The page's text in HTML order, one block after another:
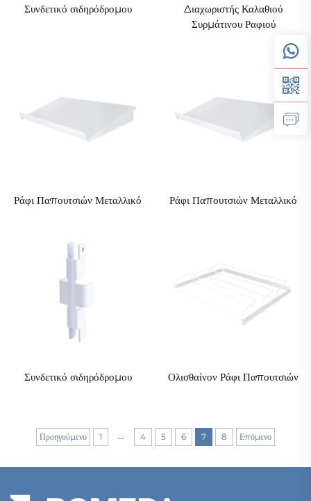
Συνδετικό σιδηρόδρομου
Διαχωριστής Καλαθιού
Συρμάτινου Ραφιού
Ράφι Παπουτσιών Μεταλλικό Ράφι Παπουτσιών Μεταλλικό
Συνδετικό σιδηρόδρομου Ολισθαίνον Ράφι Παπουτσιών
Προηγούμενο 1 ... 4 5 6 7 8 Επόμενο